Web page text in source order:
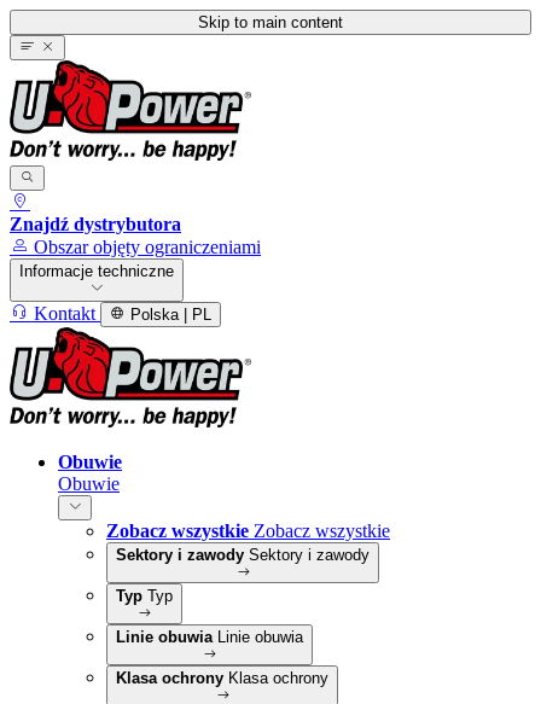
Skip to main content
Znajdź dystrybutora
Obszar objęty ograniczeniami
Informacje techniczne
Kontakt Polska | PL
Obuwie
Obuwie
Zobacz wszystkie Zobacz wszystkie
Sektory i zawody Sektory i zawody
Typ Typ
Linie obuwia Linie obuwia
Klasa ochrony Klasa ochrony